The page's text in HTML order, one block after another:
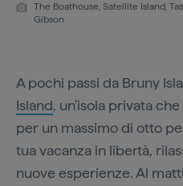
The Boathouse, Satellite Island,
Gibson
A pochi passi da Bruny
Island, un'isola privata
per un massimo di otto
tua vacanza in libertà,
nuove esperienze. Al